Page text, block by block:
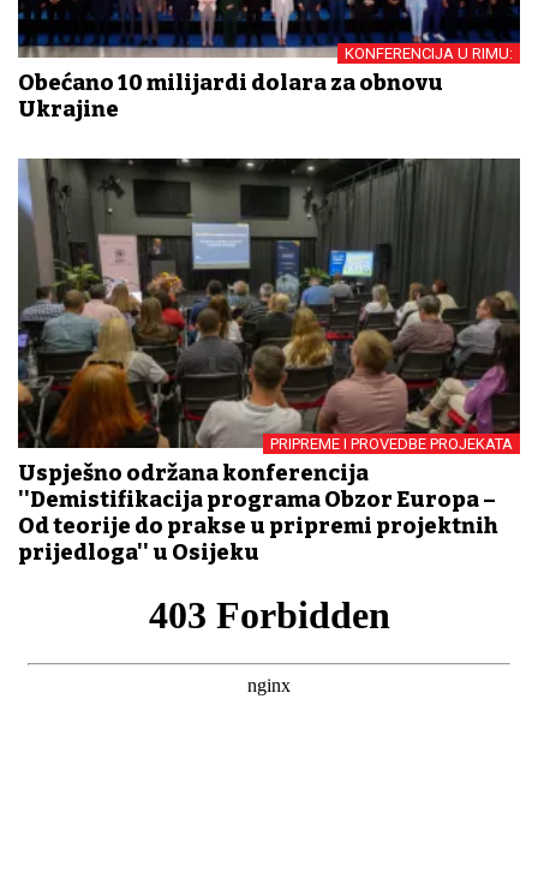
KONFERENCIJA U RIMU:
Obećano 10 milijardi dolara za obnovu
Ukrajine
PRIPREME I PROVEDBE PROJEKATA
Uspješno održana konferencija
''Demistifikacija programa Obzor Europa –
Od teorije do prakse u pripremi projektnih
prijedloga'' u Osijeku